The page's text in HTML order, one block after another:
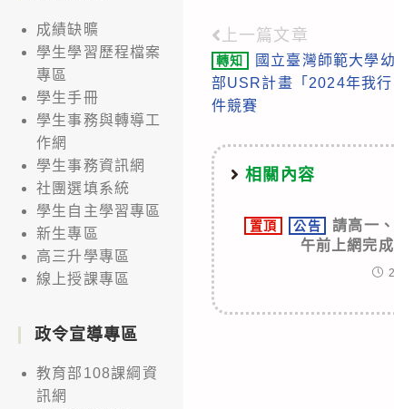
Read
more
articles
上一篇文章
轉知
國立臺灣師範大學
部USR計畫「2024年我
件競賽
相關內容
置頂 公告
請高一
午前上網完
成績缺曠
學生學習歷程檔案
專區
學生手冊
學生事務與轉導工
作網
學生事務資訊網
社團選填系統
學生自主學習專區
新生專區
高三升學專區
線上授課專區
政令宣導專區
教育部108課綱資
訊網